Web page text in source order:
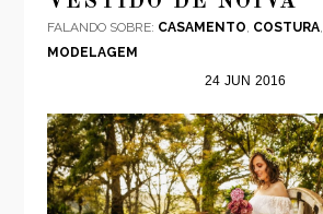
FALANDO SOBRE: CASAMENTO, COSTURA,
MODELAGEM
24 JUN 2016